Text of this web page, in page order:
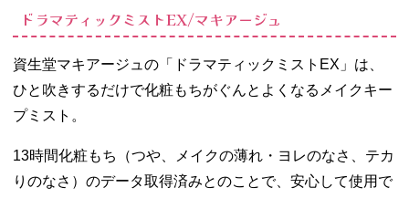
ドラマティックミストEX/マキアージュ
資生堂マキアージュの「ドラマティックミストEX」は、
ひと吹きするだけで化粧もちがぐんとよくなるメイクキー
プミスト。
13時間化粧もち（つや、メイクの薄れ・ヨレのなさ、テカ
りのなさ）のデータ取得済みとのことで、安心して使用で